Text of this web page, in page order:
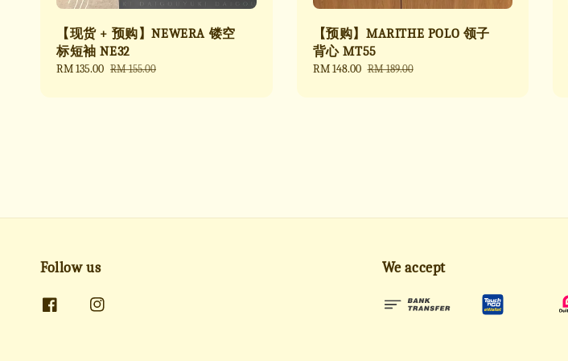
【现货 + 预购】NEWERA 镂空
标短袖 NE32
Sale
RM 135.00 Regular
RM 155.00
【预购】MARITHE POLO 领子
背心 MT55
Sale
RM 148.00 Regular
RM 189.00
Follow us We accept